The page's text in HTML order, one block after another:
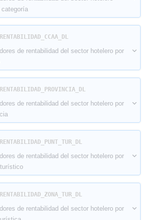
categoría
de rentabilidad del sector hotelero por
de rentabilidad del sector hotelero por
de rentabilidad del sector hotelero por
de rentabilidad del sector hotelero por